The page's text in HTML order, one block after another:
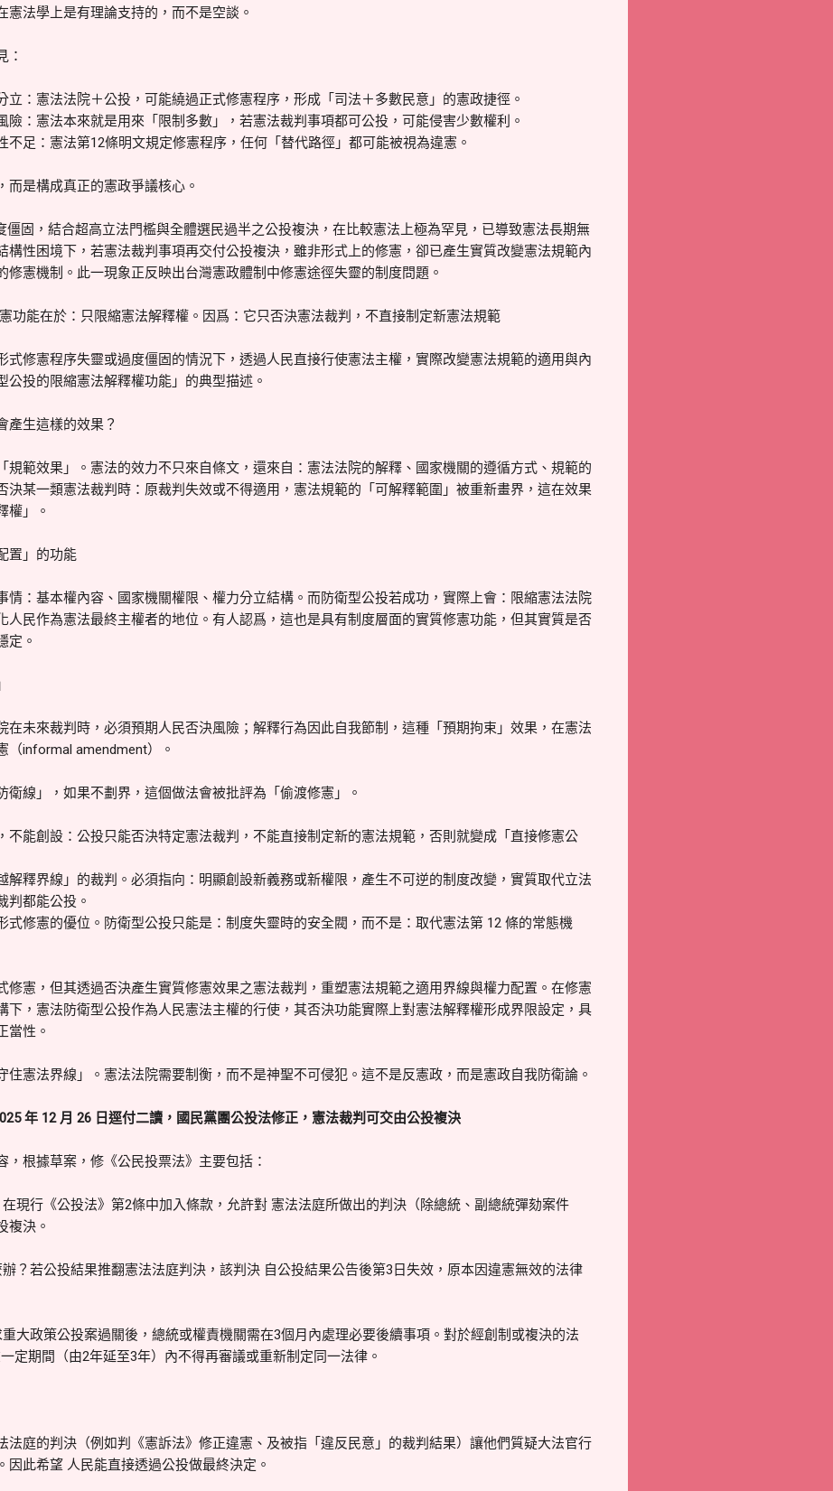
憲法學上是有理論支持的，而不是空談。
：
立：憲法法院＋公投，可能繞過正式修憲程序，形成「司法＋多數民意」的憲政捷徑。
險：憲法本來就是用來「限制多數」，若憲法裁判事項都可公投，可能侵害少數權利。
不足：憲法第12條明文規定修憲程序，任何「替代路徑」都可能被視為違憲。
而是構成真正的憲政爭議核心。
僵固，結合超高立法門檻與全體選民過半之公投複決，在比較憲法上極為罕見，已導致憲法長期無
構性困境下，若憲法裁判事項再交付公投複決，雖非形式上的修憲，卻已產生實質改變憲法規範內
修憲機制。此一現象正反映出台灣憲政體制中修憲途徑失靈的制度問題。
功能在於：只限縮憲法解釋權。因爲：它只否決憲法裁判，不直接制定新憲法規範
式修憲程序失靈或過度僵固的情況下，透過人民直接行使憲法主權，實際改變憲法規範的適用與內
公投的限縮憲法解釋權功能」的典型描述。
產生這樣的效果？
規範效果」。憲法的效力不只來自條文，還來自：憲法法院的解釋、國家機關的遵循方式、規範的
決某一類憲法裁判時：原裁判失效或不得適用，憲法規範的「可解釋範圍」被重新畫界，這在效果
權」。
置」的功能
情：基本權內容、國家機關權限、權力分立結構。而防衛型公投若成功，實際上會：限縮憲法法院
人民作為憲法最終主權者的地位。有人認爲，這也是具有制度層面的實質修憲功能，但其實質是否
定。
在未來裁判時，必須預期人民否決風險；解釋行為因此自我節制，這種「預期拘束」效果，在憲法
（informal amendment）。
衛線」，如果不劃界，這個做法會被批評為「偷渡修憲」。
不能創設：公投只能否決特定憲法裁判，不能直接制定新的憲法規範，否則就變成「直接修憲公
解釋界線」的裁判。必須指向：明顯創設新義務或新權限，產生不可逆的制度改變，實質取代立法
判都能公投。
式修憲的優位。防衛型公投只能是：制度失靈時的安全閥，而不是：取代憲法第 12 條的常態機
修憲，但其透過否決產生實質修憲效果之憲法裁判，重塑憲法規範之適用界線與權力配置。在修憲
下，憲法防衛型公投作為人民憲法主權的行使，其否決功能實際上對憲法解釋權形成界限設定，具
當性。
住憲法界線」。憲法法院需要制衡，而不是神聖不可侵犯。這不是反憲政，而是憲政自我防衛論。
年 12 月 26 日逕付二讀，國民黨團公投法修正，憲法裁判可交由公投複決
，根據草案，修《公民投票法》主要包括：
現行《公投法》第2條中加入條款，允許對 憲法法庭所做出的判決（除總統、副總統彈劾案件
複決。
？若公投結果推翻憲法法庭判決，該判決 自公投結果公告後第3日失效，原本因違憲無效的法律
大政策公投案過關後，總統或權責機關需在3個月內處理必要後續事項。對於經創制或複決的法
定期間（由2年延至3年）內不得再審議或重新制定同一法律。
法庭的判決（例如判《憲訴法》修正違憲、及被指「違反民意」的裁判結果）讓他們質疑大法官行
因此希望 人民能直接透過公投做最終決定。